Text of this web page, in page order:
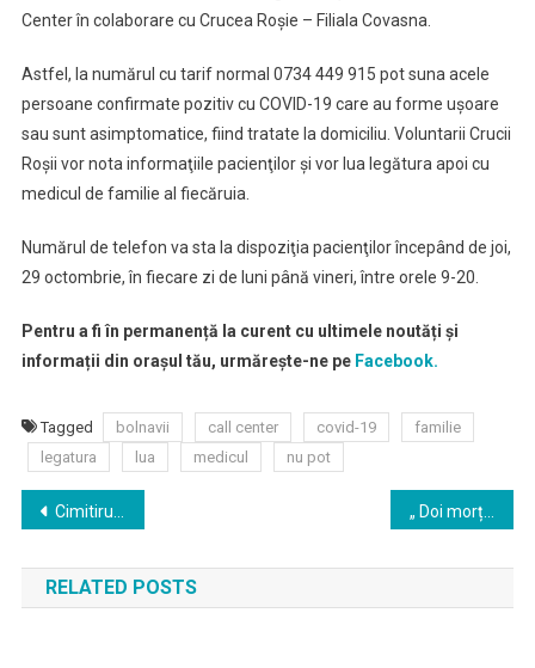
Pot
Legătura
Cu
Medicul
Center în colaborare cu Crucea Roşie – Filiala Covasna.
Astfel, la numărul cu tarif normal 0734 449 915 pot suna acele
persoane confirmate pozitiv cu COVID-19 care au forme uşoare
sau sunt asimptomatice, fiind tratate la domiciliu. Voluntarii Crucii
Roşii vor nota informaţiile pacienţilor şi vor lua legătura apoi cu
medicul de familie al fiecăruia.
Numărul de telefon va sta la dispoziţia pacienţilor începând de joi,
29 octombrie, în fiecare zi de luni până vineri, între orele 9-20.
Pentru a fi în permanență la curent cu ultimele noutăți și
informații din orașul tău, urmărește-ne peFacebook.
Tagged bolnavii call center covid-19
familie
legatura
lua medicul nu pot
Navigare
în
articole
Cimitirul comun va fi deschis inclusiv în weekendul de 1 noiembrie
RELATED POSTS